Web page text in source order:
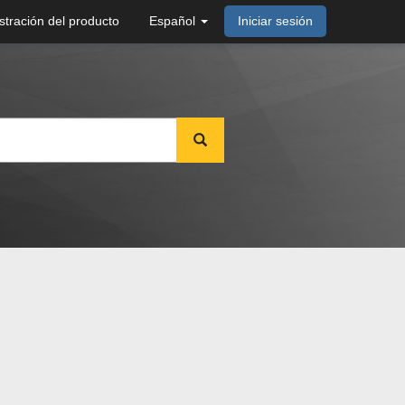
del producto Español Iniciar sesión